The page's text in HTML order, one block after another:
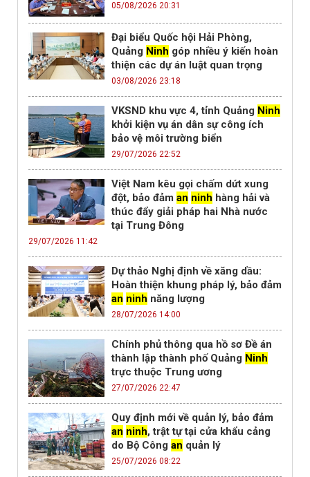
05/08/2026 20:31
Đại biểu Quốc hội Hải Phòng,
Quảng Ninh góp nhiều ý kiến hoàn
thiện các dự án luật quan trọng
03/08/2026 23:18
VKSND khu vực 4, tỉnh Quảng Ninh
khởi kiện vụ án dân sự công ích
bảo vệ môi trường biển
29/07/2026 22:52
Việt Nam kêu gọi chấm dứt xung
đột, bảo đảm an ninh hàng hải và
thúc đẩy giải pháp hai Nhà nước
tại Trung Đông
29/07/2026 11:42
Dự thảo Nghị định về xăng dầu:
Hoàn thiện khung pháp lý, bảo đảm
an ninh năng lượng
28/07/2026 14:00
Chính phủ thông qua hồ sơ Đề án
thành lập thành phố Quảng Ninh
trực thuộc Trung ương
27/07/2026 22:47
Quy định mới về quản lý, bảo đảm
an ninh, trật tự tại cửa khẩu cảng
do Bộ Công an quản lý
25/07/2026 08:22